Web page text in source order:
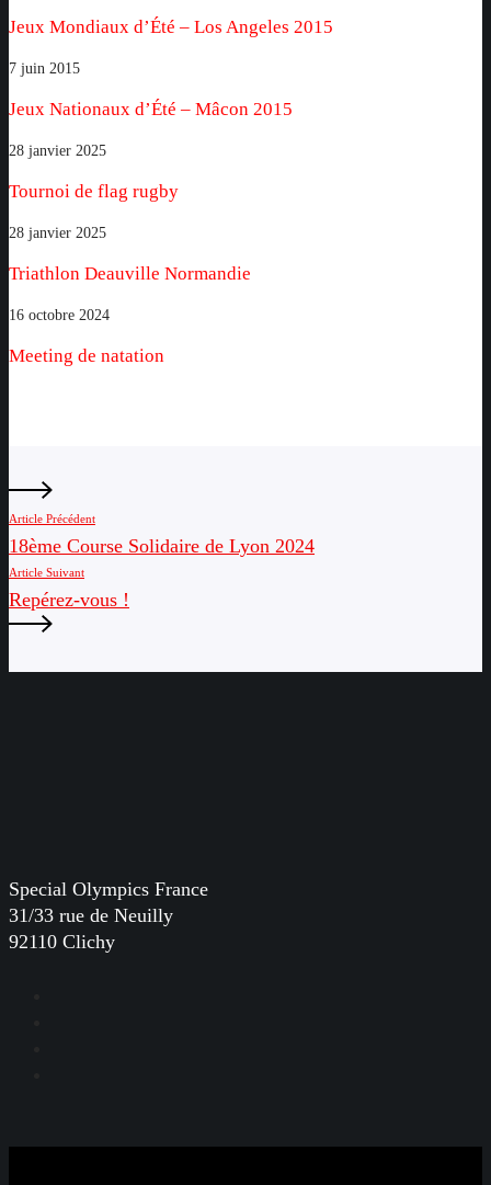
est
notre
d’Été
–
Angeles
2015
Jeux Mondiaux d’Été – Los Angeles 2015
Jeux
d’Été
–
2015
7 juin 2015
Jeux Nationaux d’Été – Mâcon 2015
Tournoi
flag
rugby
28 janvier 2025
Tournoi de flag rugby
Triathlon
Normandie
28 janvier 2025
Triathlon Deauville Normandie
Meeting
natation
16 octobre 2024
Meeting de natation
Article Précédent
18ème Course Solidaire de Lyon 2024
Article Suivant
Repérez-vous !
Special Olympics France
31/33 rue de Neuilly
92110 Clichy